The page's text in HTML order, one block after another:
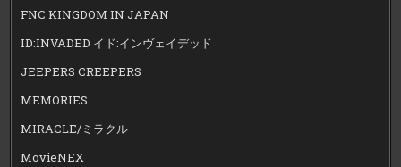
FNC KINGDOM IN JAPAN
ID:INVADED イド:インヴェイデッド
JEEPERS CREEPERS
MEMORIES
MIRACLE/ミラクル
MovieNEX